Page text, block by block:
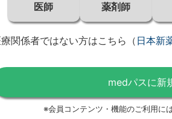
医師 薬剤師
関係者ではない方はこちら （ 日本新
medパスに新
※会員コンテンツ・機能のご利用に